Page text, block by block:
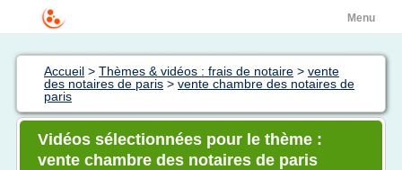
Menu
Accueil > Thèmes & vidéos : frais de notaire > vente
des notaires de paris > vente chambre des notaires de
paris
Vidéos sélectionnées pour le thème :
vente chambre des notaires de paris